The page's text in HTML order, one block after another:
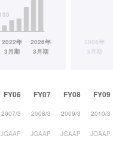
FY06 FY07 FY08 FY09
2007/3 2008/3 2009/3 2010/3
JGAAP
JGAAP
JGAAP
JGAAP